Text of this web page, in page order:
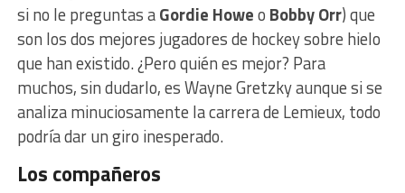
si no le preguntas aGordie Howeo Bobby Orr) que
son los dos mejores jugadores de hockey sobre hielo
que han existido. ¿Pero quién es mejor? Para
muchos, sin dudarlo, es Wayne Gretzky aunque si se
analiza minuciosamente la carrera de Lemieux, todo
podría dar un giro inesperado.
Los compañeros